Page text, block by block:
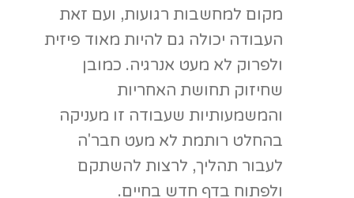
סגנונות שונים של תעסוקה, אם
בתחום המוטורי כמו עבודות זריעה,
דישון ועוד פעולות עדינות הדורשות
רכישת טכניקות מוטוריקה עדינה
ואם מדובר בעבודות שתילה,
השקייה או כל פעולה המצריכה
לחזק דווקא את המוטוריקה הגסה
ושימוש בכוח. העבודה בחממה